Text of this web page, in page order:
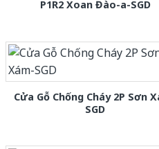
P1R2 Xoan Đào-a-SGD
Cửa Gỗ Chống Cháy 2P Sơn
SGD